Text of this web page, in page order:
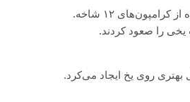
۱۲ شاخه.
یخی را صعود کردند.
بهتری روی یخ ایجاد می‌کرد.